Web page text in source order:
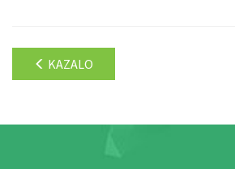
KAZALO